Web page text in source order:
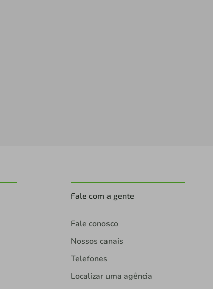
Fale com a gente
Fale conosco
Nossos canais
Telefones
Localizar uma agência